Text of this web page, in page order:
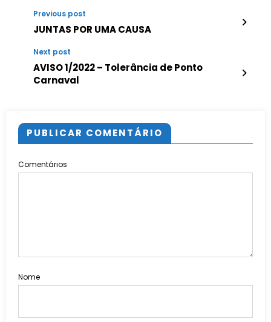
Previous post
JUNTAS POR UMA CAUSA
Next post
AVISO 1/2022 – Tolerância de Ponto
Carnaval
PUBLICAR COMENTÁRIO
Comentários
Nome